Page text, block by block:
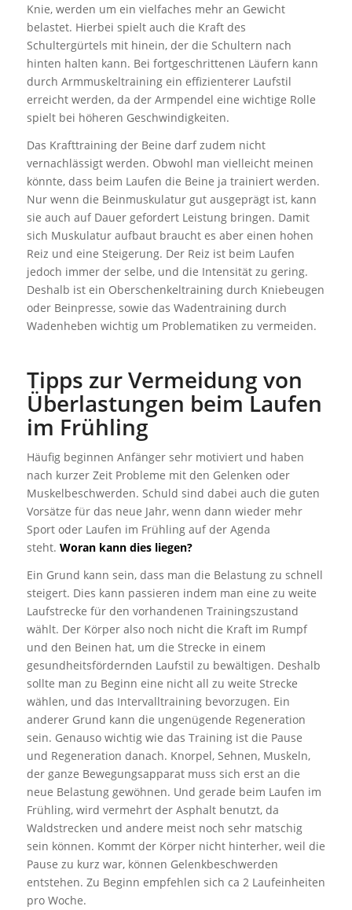
Knie, werden um ein vielfaches mehr an Gewicht
belastet. Hierbei spielt auch die Kraft des
Schultergürtels mit hinein, der die Schultern nach
hinten halten kann. Bei fortgeschrittenen Läufern kann
durch Armmuskeltraining ein effizienterer Laufstil
erreicht werden, da der Armpendel eine wichtige Rolle
spielt bei höheren Geschwindigkeiten.
Das Krafttraining der Beine darf zudem nicht
vernachlässigt werden. Obwohl man vielleicht meinen
könnte, dass beim Laufen die Beine ja trainiert werden.
Nur wenn die Beinmuskulatur gut ausgeprägt ist, kann
sie auch auf Dauer gefordert Leistung bringen. Damit
sich Muskulatur aufbaut braucht es aber einen hohen
Reiz und eine Steigerung. Der Reiz ist beim Laufen
jedoch immer der selbe, und die Intensität zu gering.
Deshalb ist ein Oberschenkeltraining durch Kniebeugen
oder Beinpresse, sowie das Wadentraining durch
Wadenheben wichtig um Problematiken zu vermeiden.
Tipps zur Vermeidung von
Überlastungen beim Laufen
im Frühling
Häufig beginnen Anfänger sehr motiviert und haben
nach kurzer Zeit Probleme mit den Gelenken oder
Muskelbeschwerden. Schuld sind dabei auch die guten
Vorsätze für das neue Jahr, wenn dann wieder mehr
Sport oder Laufen im Frühling auf der Agenda
steht. Woran kann dies liegen?
Ein Grund kann sein, dass man die Belastung zu schnell
steigert. Dies kann passieren indem man eine zu weite
Laufstrecke für den vorhandenen Trainingszustand
wählt. Der Körper also noch nicht die Kraft im Rumpf
und den Beinen hat, um die Strecke in einem
gesundheitsfördernden Laufstil zu bewältigen. Deshalb
sollte man zu Beginn eine nicht all zu weite Strecke
wählen, und das Intervalltraining bevorzugen. Ein
anderer Grund kann die ungenügende Regeneration
sein. Genauso wichtig wie das Training ist die Pause
und Regeneration danach. Knorpel, Sehnen, Muskeln,
der ganze Bewegungsapparat muss sich erst an die
neue Belastung gewöhnen. Und gerade beim Laufen im
Frühling, wird vermehrt der Asphalt benutzt, da
Waldstrecken und andere meist noch sehr matschig
sein können. Kommt der Körper nicht hinterher, weil die
Pause zu kurz war, können Gelenkbeschwerden
entstehen. Zu Beginn empfehlen sich ca 2 Laufeinheiten
pro Woche.